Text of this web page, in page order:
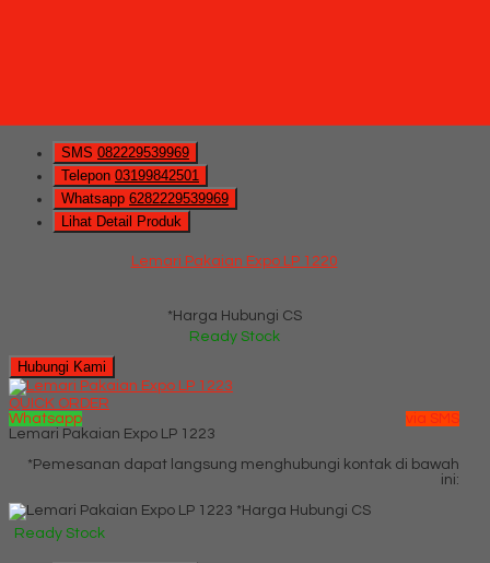
SMS 082229539969
Telepon 03199842501
Whatsapp 6282229539969
Lihat Detail Produk
Lemari Pakaian Expo LP 1220
*Harga Hubungi CS
Ready Stock
Hubungi Kami
QUICK ORDER
Whatsapp
via SMS
Lemari Pakaian Expo LP 1223
*Pemesanan dapat langsung menghubungi kontak di bawah
ini:
*Harga Hubungi CS
Ready Stock